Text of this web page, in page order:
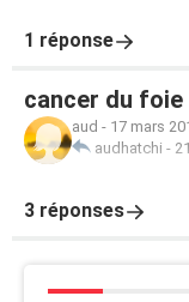
1 réponse
cancer du foie
aud - 17 mars
audhatchi -
3 réponses